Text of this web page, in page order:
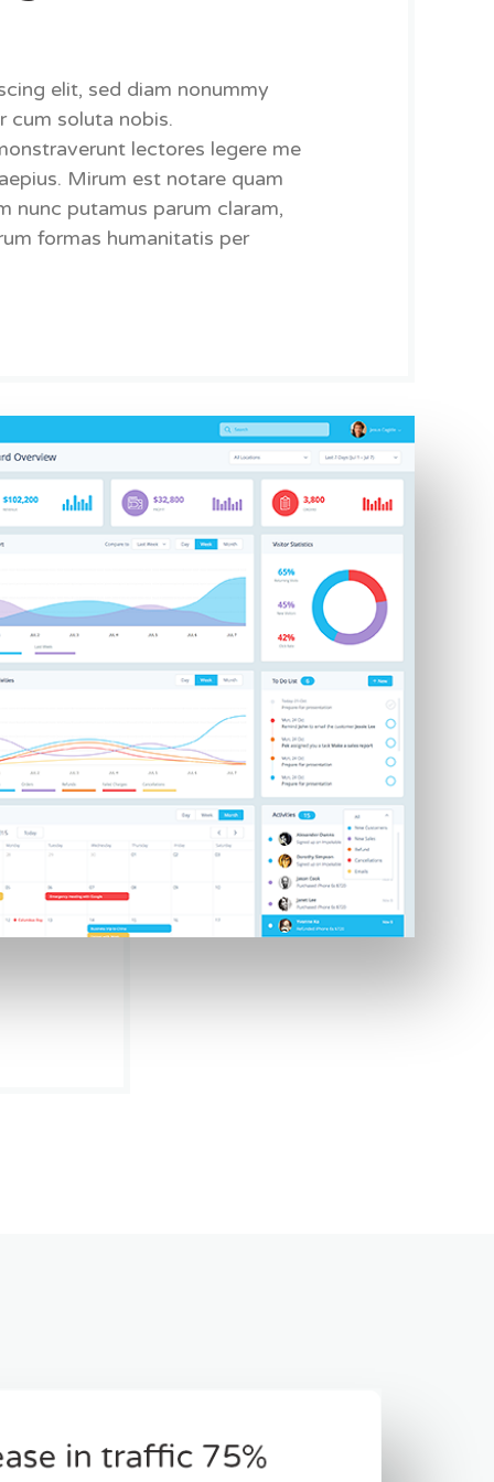
elit, sed diam nonummy
cum soluta nobis.
lectores legere me
Mirum est notare quam
nunc putamus parum claram,
formas humanitatis per